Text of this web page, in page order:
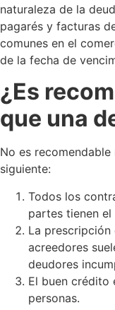
naturaleza de la
pagarés y facturas
comunes en el
de la fecha de
¿Es
que una
No es
siguiente:
Todos los
partes tienen
La prescripción
acreedores
deudores
El buen crédito
personas.